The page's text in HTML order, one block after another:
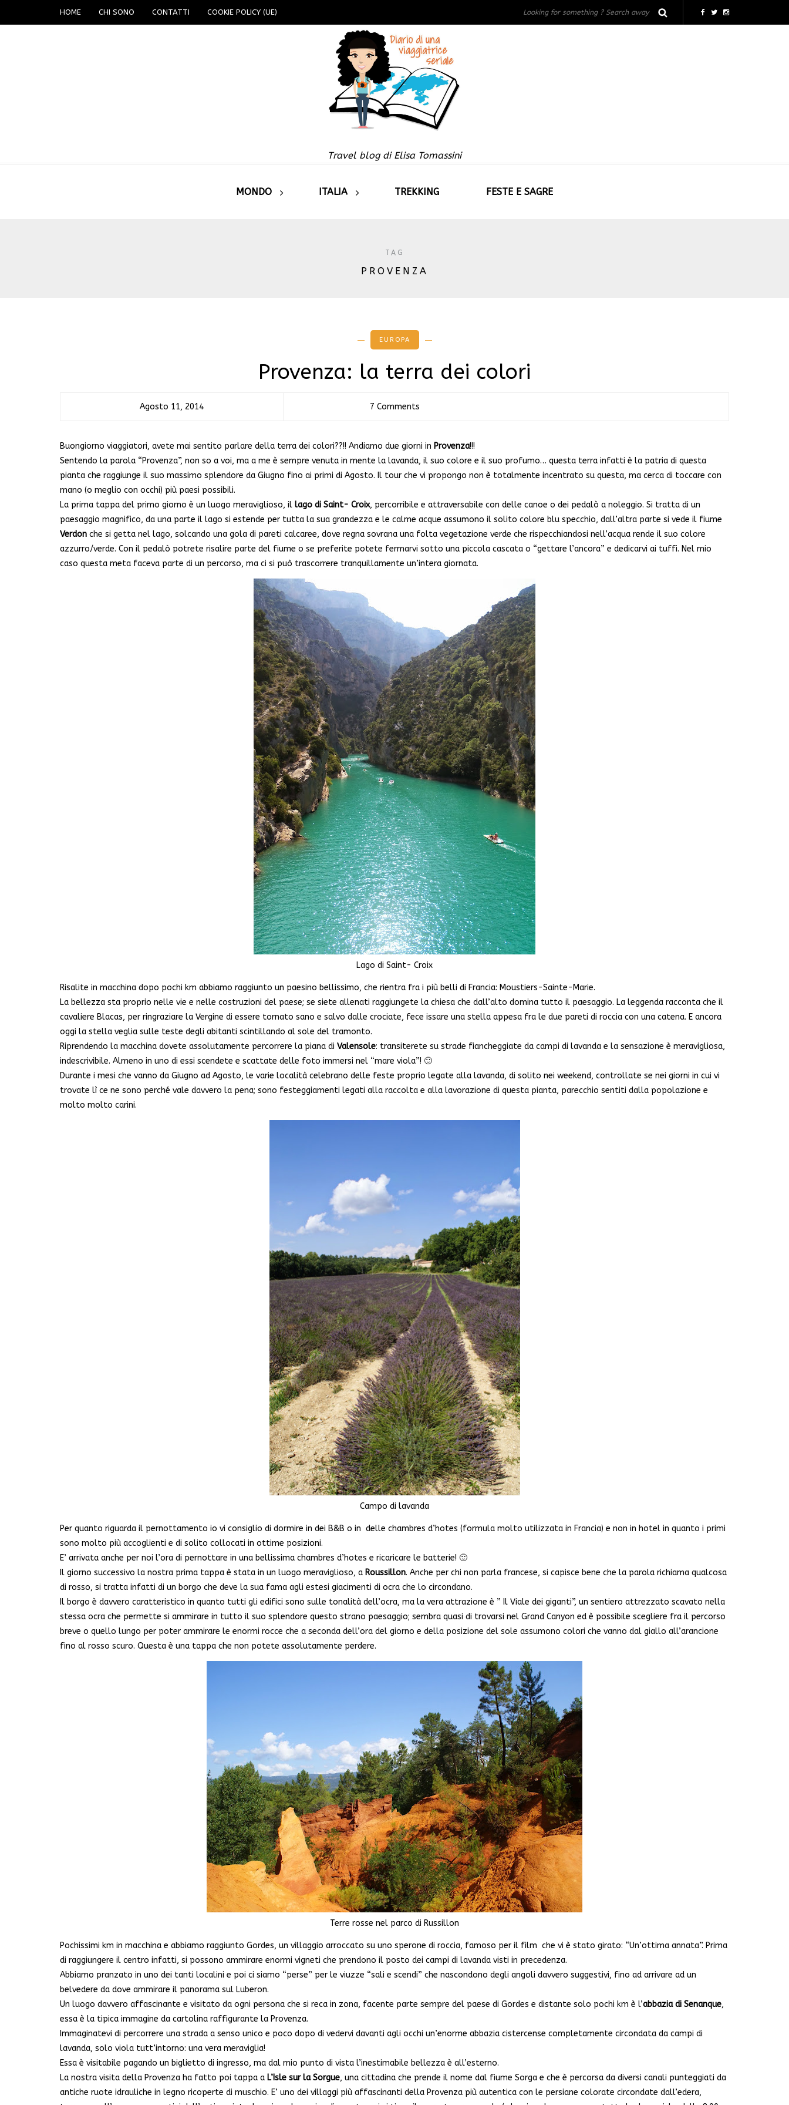
HOME CHI SONO CONTATTI COOKIE POLICY (UE)
Travel blog di Elisa Tomassini
MONDO ITALIA TREKKING FESTE E SAGRE
TAG
PROVENZA
EUROPA
Provenza: la terra dei colori
Agosto 11, 2014 7 Comments
Buongiorno viaggiatori, avete mai sentito parlare della terra dei colori??!! Andiamo due giorni in Provenza!!!
Sentendo la parola “Provenza”, non so a voi, ma a me è sempre venuta in mente la lavanda, il suo colore e il suo profumo… questa terra infatti è la patria di questa
pianta che raggiunge il suo massimo splendore da Giugno fino ai primi di Agosto. Il tour che vi propongo non è totalmente incentrato su questa, ma cerca di toccare con
mano (o meglio con occhi) più paesi possibili.
La prima tappa del primo giorno è un luogo meraviglioso, il lago di Saint- Croix, percorribile e attraversabile con delle canoe o dei pedalò a noleggio. Si tratta di un
paesaggio magnifico, da una parte il lago si estende per tutta la sua grandezza e le calme acque assumono il solito colore blu specchio, dall’altra parte si vede il fiume
Verdon che si getta nel lago, solcando una gola di pareti calcaree, dove regna sovrana una folta vegetazione verde che rispecchiandosi nell’acqua rende il suo colore
azzurro/verde. Con il pedalò potrete risalire parte del fiume o se preferite potete fermarvi sotto una piccola cascata o “gettare l’ancora” e dedicarvi ai tuffi. Nel mio
caso questa meta faceva parte di un percorso, ma ci si può trascorrere tranquillamente un’intera giornata.
Lago di Saint- Croix
Risalite in macchina dopo pochi km abbiamo raggiunto un paesino bellissimo, che rientra fra i più belli di Francia: Moustiers-Sainte-Marie.
La bellezza sta proprio nelle vie e nelle costruzioni del paese; se siete allenati raggiungete la chiesa che dall’alto domina tutto il paesaggio. La leggenda racconta che il
cavaliere Blacas, per ringraziare la Vergine di essere tornato sano e salvo dalle crociate, fece issare una stella appesa fra le due pareti di roccia con una catena. E ancora
oggi la stella veglia sulle teste degli abitanti scintillando al sole del tramonto.
Riprendendo la macchina dovete assolutamente percorrere la piana di Valensole: transiterete su strade fiancheggiate da campi di lavanda e la sensazione è meravigliosa,
indescrivibile. Almeno in uno di essi scendete e scattate delle foto immersi nel “mare viola”! 🙂
Durante i mesi che vanno da Giugno ad Agosto, le varie località celebrano delle feste proprio legate alla lavanda, di solito nei weekend, controllate se nei giorni in cui vi
trovate lì ce ne sono perché vale davvero la pena; sono festeggiamenti legati alla raccolta e alla lavorazione di questa pianta, parecchio sentiti dalla popolazione e
molto molto carini.
Campo di lavanda
Per quanto riguarda il pernottamento io vi consiglio di dormire in dei B&B o in delle chambres d’hotes (formula molto utilizzata in Francia) e non in hotel in quanto i primi
sono molto più accoglienti e di solito collocati in ottime posizioni.
E’ arrivata anche per noi l’ora di pernottare in una bellissima chambres d’hotes e ricaricare le batterie! 🙂
Il giorno successivo la nostra prima tappa è stata in un luogo meraviglioso, a Roussillon. Anche per chi non parla francese, si capisce bene che la parola richiama qualcosa
di rosso, si tratta infatti di un borgo che deve la sua fama agli estesi giacimenti di ocra che lo circondano.
Il borgo è davvero caratteristico in quanto tutti gli edifici sono sulle tonalità dell’ocra, ma la vera attrazione è ” Il Viale dei giganti”, un sentiero attrezzato scavato nella
stessa ocra che permette si ammirare in tutto il suo splendore questo strano paesaggio; sembra quasi di trovarsi nel Grand Canyon ed è possibile scegliere fra il percorso
breve o quello lungo per poter ammirare le enormi rocce che a seconda dell’ora del giorno e della posizione del sole assumono colori che vanno dal giallo all’arancione
fino al rosso scuro. Questa è una tappa che non potete assolutamente perdere.
Terre rosse nel parco di Russillon
Pochissimi km in macchina e abbiamo raggiunto Gordes, un villaggio arroccato su uno sperone di roccia, famoso per il film che vi è stato girato: “Un’ottima annata”. Prima
di raggiungere il centro infatti, si possono ammirare enormi vigneti che prendono il posto dei campi di lavanda visti in precedenza.
Abbiamo pranzato in uno dei tanti localini e poi ci siamo “perse” per le viuzze “sali e scendi” che nascondono degli angoli davvero suggestivi, fino ad arrivare ad un
belvedere da dove ammirare il panorama sul Luberon.
Un luogo davvero affascinante e visitato da ogni persona che si reca in zona, facente parte sempre del paese di Gordes e distante solo pochi km è l’abbazia di Senanque,
essa è la tipica immagine da cartolina raffigurante la Provenza.
Immaginatevi di percorrere una strada a senso unico e poco dopo di vedervi davanti agli occhi un’enorme abbazia cistercense completamente circondata da campi di
lavanda, solo viola tutt’intorno: una vera meraviglia!
Essa è visitabile pagando un biglietto di ingresso, ma dal mio punto di vista l’inestimabile bellezza è all’esterno.
La nostra visita della Provenza ha fatto poi tappa a L’Isle sur la Sorgue, una cittadina che prende il nome dal fiume Sorga e che è percorsa da diversi canali punteggiati da
antiche ruote idrauliche in legno ricoperte di muschio. E’ uno dei villaggi più affascinanti della Provenza più autentica con le persiane colorate circondate dall’edera,